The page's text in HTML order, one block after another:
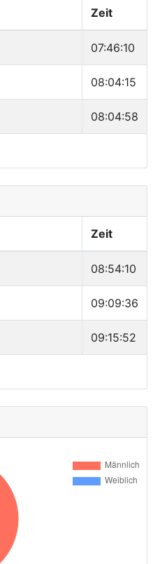
Zeit
07:46:10
08:04:15
08:04:58
Zeit
08:54:10
09:09:36
09:15:52